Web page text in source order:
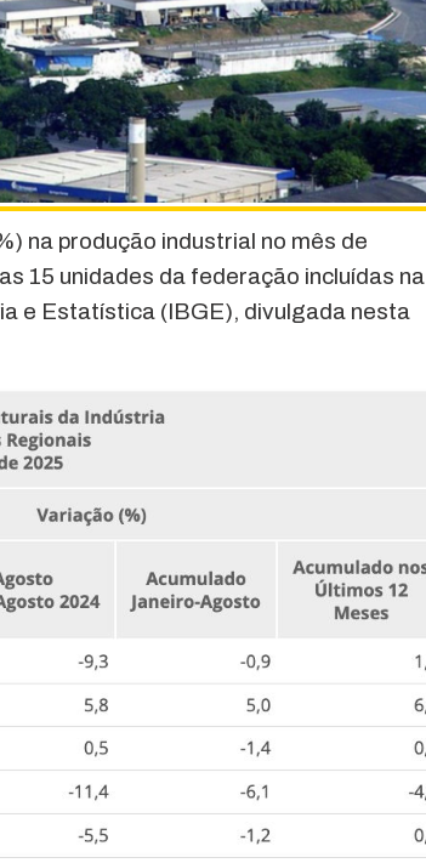
na produção industrial no mês de
15 unidades da federação incluídas na
e Estatística (IBGE), divulgada nesta